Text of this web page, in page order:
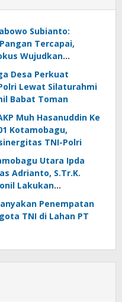
Subianto:
Tercapai,
Wujudkan
dan Air
Desa Perkuat
Lewat Silaturahmi
Babat Toman
Muh Hasanuddin Ke
Kotamobagu,
TNI-Polri
Utara Ipda
Adrianto, S.Tr.K.
Lakukan
Koramil 1303-02 Passi
Penempatan
TNI di Lahan PT